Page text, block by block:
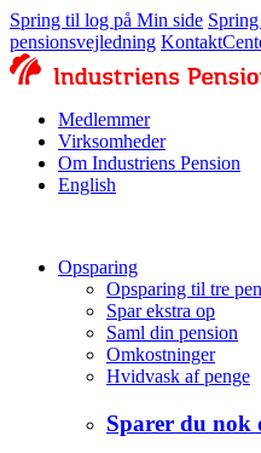
Spring til log på Min side
pensionsvejledning
Medlemmer
Virksomheder
Om Industriens Pension
English
Opsparing
Opsparing til tre
Spar ekstra op
Saml din pension
Omkostninger
Hvidvask af penge
Sparer du nok